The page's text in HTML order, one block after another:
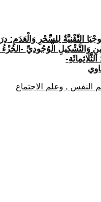
التِّقْنِيَّةُ لِلسِّحْرِ وَالْعَدَمِ:
وَالتَّشْكِيلِ الْوُجُودِيِّ -
النفس , وعلم الاجتماع